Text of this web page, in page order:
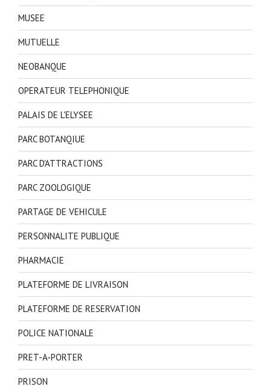
MUSEE
MUTUELLE
NEOBANQUE
OPERATEUR TELEPHONIQUE
PALAIS DE L'ELYSEE
PARC BOTANQIUE
PARC D'ATTRACTIONS
PARC ZOOLOGIQUE
PARTAGE DE VEHICULE
PERSONNALITE PUBLIQUE
PHARMACIE
PLATEFORME DE LIVRAISON
PLATEFORME DE RESERVATION
POLICE NATIONALE
PRET-A-PORTER
PRISON